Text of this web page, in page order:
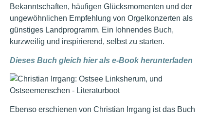
Bekanntschaften, häufigen Glücksmomenten und der
ungewöhnlichen Empfehlung von Orgelkonzerten als
günstiges Landprogramm. Ein lohnendes Buch,
kurzweilig und inspirierend, selbst zu starten.
Dieses Buch gleich hier als e-Book herunterladen
Ebenso erschienen von Christian Irrgang ist das Buch